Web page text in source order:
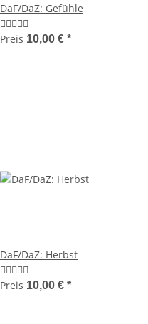
DaF/DaZ: Gefühle
Preis 10,00 € *
DaF/DaZ: Herbst
Preis 10,00 € *